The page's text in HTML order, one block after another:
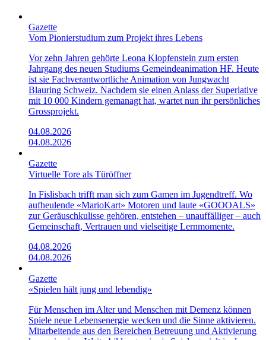
Gazette
Vom Pionierstudium zum Projekt ihres Lebens
Vor zehn Jahren gehörte Leona Klopfenstein zum ersten
Jahrgang des neuen Studiums Gemeindeanimation HF. Heute
ist sie Fachverantwortliche Animation von Jungwacht
Blauring Schweiz. Nachdem sie einen Anlass der Superlative
mit 10 000 Kindern gemanagt hat, wartet nun ihr persönliches
Grossprojekt.
04.08.2026
04.08.2026
Gazette
Virtuelle Tore als Türöffner
In Fislisbach trifft man sich zum Gamen im Jugendtreff. Wo
aufheulende «Mario­Kart»­ Motoren und laute «GOOOALS»
zur Geräuschkulisse gehören, entstehen – unauffälliger – auch
Gemeinschaft, Vertrauen und vielseitige Lernmomente.
04.08.2026
04.08.2026
Gazette
«Spielen hält jung und lebendig»
Für Menschen im Alter und Menschen mit Demenz können
Spiele neue Lebensenergie wecken und die Sinne aktivieren.
Mitarbeitende aus den Bereichen Betreuung und Aktivierung